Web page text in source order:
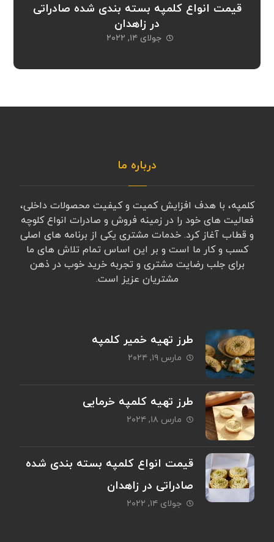
قیمت انواع کلمپه بسته بندی شده صادراتی
در زاهدان
جولای ۱۴, ۲۰۲۲
درباره ما
کلمپه، با هدف افزایش کمیت و کیفیت محصولات داخلی،
فعالیت های خود را در زمینه فروش و صادرات انواع کلوچه
و قطاب آغاز کرد. خدمات مشتری یکی از برنامه های اصلی
کسب و کار ما است و بر این اساس تمام تلاش های ما
برای جلب رضایت مشتری و تجربه خرید خوب در ذهن
مشتریان عزیز است.
طرز تهیه خمیر کلمپه
مارس ۱۹, ۲۰۲۴
طرز تهیه کلمپه خرمایی
مارس ۱۸, ۲۰۲۴
قیمت انواع کلمپه بسته بندی شده
صادراتی در زاهدان
جولای ۱۴, ۲۰۲۲